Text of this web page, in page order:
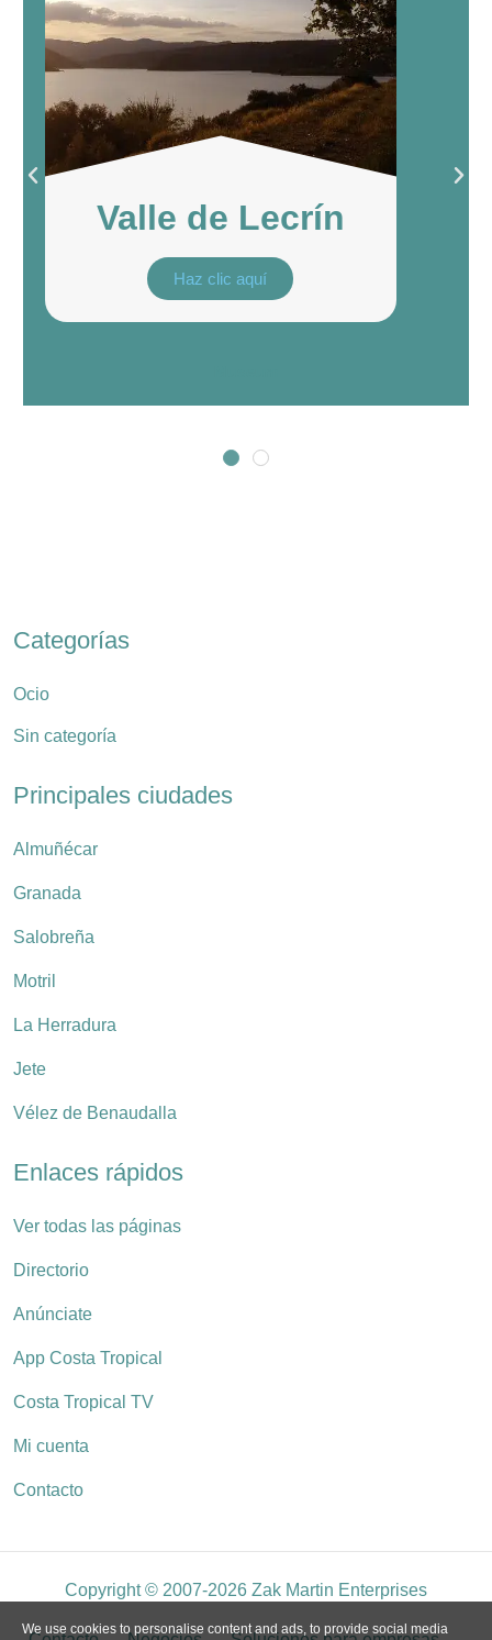
Valle de Lecrín
Haz clic aquí
Categorías
Ocio
Sin categoría
Principales ciudades
Almuñécar
Granada
Salobreña
Motril
La Herradura
Jete
Vélez de Benaudalla
Enlaces rápidos
Ver todas las páginas
Directorio
Anúnciate
App Costa Tropical
Costa Tropical TV
Mi cuenta
Contacto
Copyright © 2007-2026 Zak Martin Enterprises
We use cookies to personalise content and ads, to provide social media